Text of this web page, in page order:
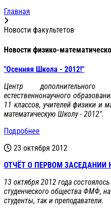
Главная
Новости факультетов
Новости физико-
"Осенняя Школа - 2012!"
Центр дополнительного
естественнонаучного
11 классов, учителей физики и
математическую Школу - 2012".
Подробнее
23 октября 2012
ОТЧЁТ О ПЕРВОМ ЗАСЕДАНИИ
13 октября 2012 года
студенческого общества ФМФ,
студенты, так и преподаватели.